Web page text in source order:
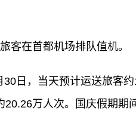
客在首都机场排队值机
日，当天预计运送旅客
万人次。国庆假期期